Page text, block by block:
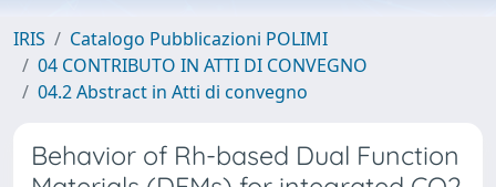
IRIS
Catalogo Pubblicazioni POLIMI
04 CONTRIBUTO IN ATTI DI CONVEGNO
04.2 Abstract in Atti di convegno
Behavior of Rh-based Dual Function